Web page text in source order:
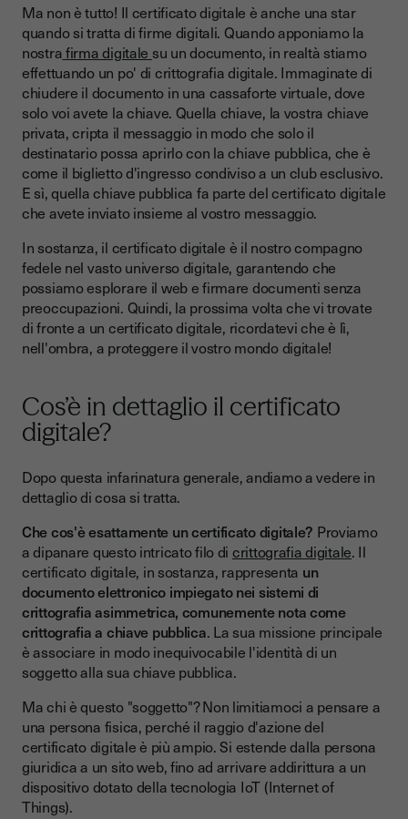
Ma non è tutto! Il certificato digitale è anche una star
quando si tratta di firme digitali. Quando apponiamo la
nostrafirma digitale su un documento, in realtà stiamo
effettuando un po' di crittografia digitale. Immaginate di
chiudere il documento in una cassaforte virtuale, dove
solo voi avete la chiave. Quella chiave, la vostra chiave
privata, cripta il messaggio in modo che solo il
destinatario possa aprirlo con la chiave pubblica, che è
come il biglietto d'ingresso condiviso a un club esclusivo.
E sì, quella chiave pubblica fa parte del certificato digitale
che avete inviato insieme al vostro messaggio.
In sostanza, il certificato digitale è il nostro compagno
fedele nel vasto universo digitale, garantendo che
possiamo esplorare il web e firmare documenti senza
preoccupazioni. Quindi, la prossima volta che vi trovate
di fronte a un certificato digitale, ricordatevi che è lì,
nell'ombra, a proteggere il vostro mondo digitale!
Cos’è in dettaglio il certificato
digitale?
Dopo questa infarinatura generale, andiamo a vedere in
dettaglio di cosa si tratta.
Che cos'è esattamente un certificato digitale? Proviamo
a dipanare questo intricato filo di crittografia digitale. Il
certificato digitale, in sostanza, rappresenta un
documento elettronico impiegato nei sistemi di
crittografia asimmetrica, comunemente nota come
crittografia a chiave pubblica. La sua missione principale
è associare in modo inequivocabile l'identità di un
soggetto alla sua chiave pubblica.
Ma chi è questo "soggetto"? Non limitiamoci a pensare a
una persona fisica, perché il raggio d'azione del
certificato digitale è più ampio. Si estende dalla persona
giuridica a un sito web, fino ad arrivare addirittura a un
dispositivo dotato della tecnologia IoT (Internet of
Things).